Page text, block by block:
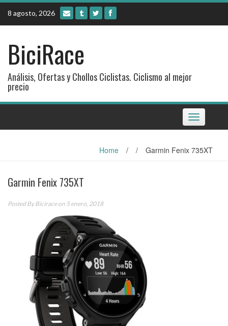
Skip
content
8 agosto, 2026
BiciRace
Análisis, Ofertas y Chollos Ciclistas. Ciclismo al mejor
precio
Toggle
navigation
Home / / Garmin Fenix 735XT
Garmin Fenix 735XT
Posted ByBiciraceon 5 enero, 2018